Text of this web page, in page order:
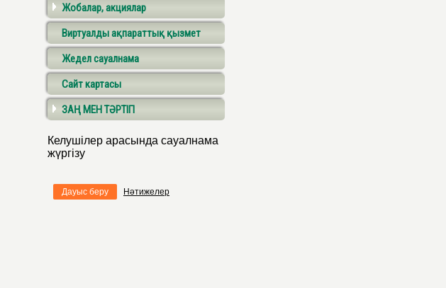
Жобалар, акциялар
Виртуалды ақпараттық қызмет
Жедел сауалнама
Сайт картасы
ЗАҢ МЕН ТӘРТІП
Келушілер арасында сауалнама
жүргізу
Дауыс беру Нәтижелер